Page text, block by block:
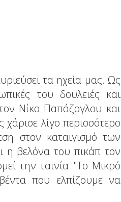
τα ηχεία μας. Ως
του δουλειές και
Νίκο Παπάζογλου και
λίγο περισσότερο
στον καταιγισμό των
βελόνα του πικάπ τον
την ταινία "Το Μικρό
που ελπίζουμε να